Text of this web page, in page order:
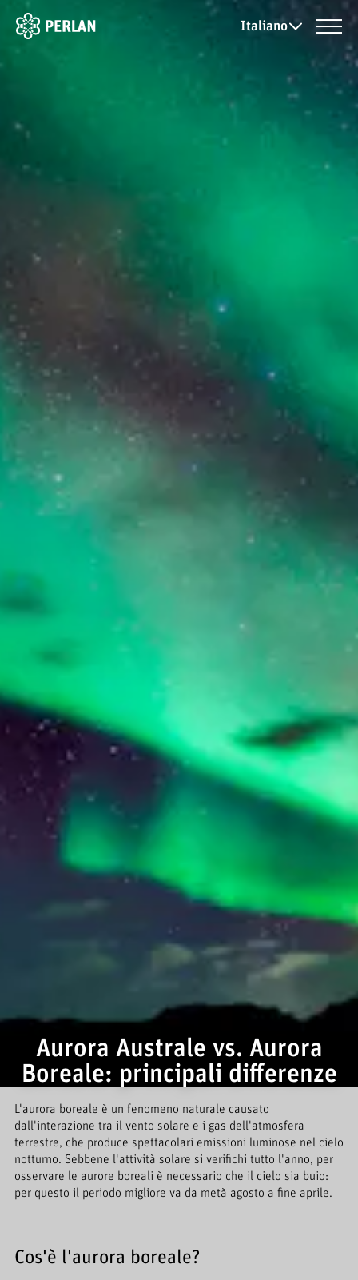
Italiano
Aurora Australe vs. Aurora
Boreale: principali differenze
L'aurora boreale è un fenomeno naturale causato
dall'interazione tra il vento solare e i gas dell'atmosfera
terrestre, che produce spettacolari emissioni luminose nel cielo
notturno. Sebbene l'attività solare si verifichi tutto l'anno, per
osservare le aurore boreali è necessario che il cielo sia buio:
per questo il periodo migliore va da metà agosto a fine aprile.
Cos'è l'aurora boreale?